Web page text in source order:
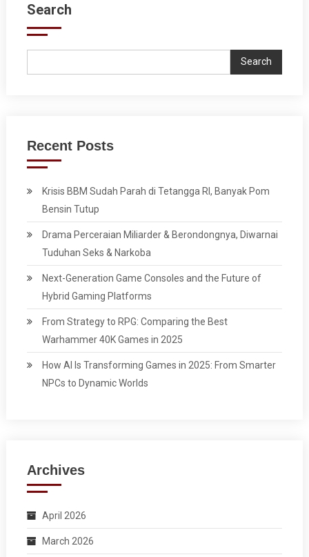
Search
Search
Recent Posts
Krisis BBM Sudah Parah di Tetangga RI, Banyak Pom
Bensin Tutup
Drama Perceraian Miliarder & Berondongnya, Diwarnai
Tuduhan Seks & Narkoba
Next-Generation Game Consoles and the Future of
Hybrid Gaming Platforms
From Strategy to RPG: Comparing the Best
Warhammer 40K Games in 2025
How AI Is Transforming Games in 2025: From Smarter
NPCs to Dynamic Worlds
Archives
April 2026
March 2026